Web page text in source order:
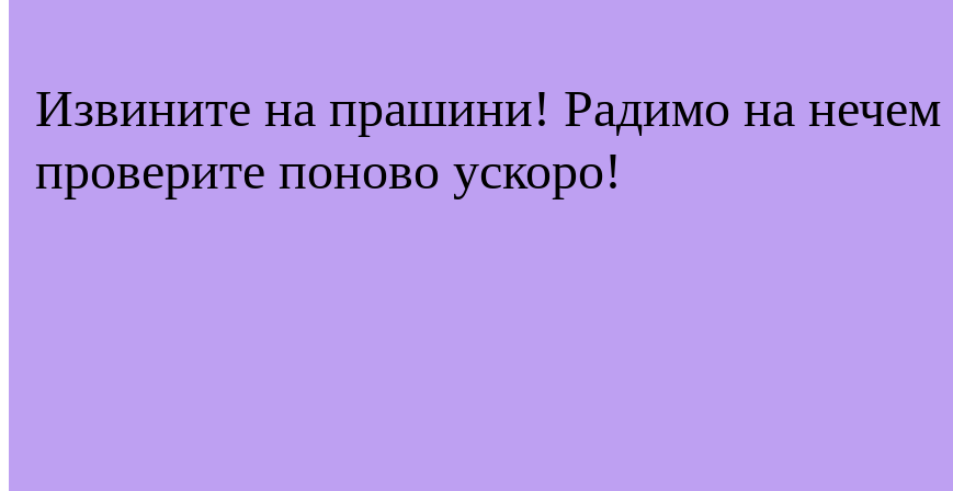
Извините на прашини! Радимо на
проверите поново ускоро!